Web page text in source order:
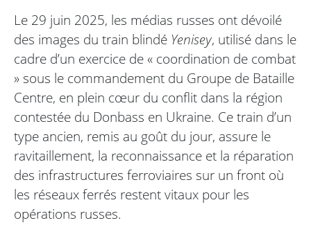
Le 29 juin 2025, les médias russes ont dévoilé
des images du train blindé Yenisey, utilisé dans le
cadre d’un exercice de « coordination de combat
» sous le commandement du Groupe de Bataille
Centre, en plein cœur du conflit dans la région
contestée du Donbass en Ukraine. Ce train d’un
type ancien, remis au goût du jour, assure le
ravitaillement, la reconnaissance et la réparation
des infrastructures ferroviaires sur un front où
les réseaux ferrés restent vitaux pour les
opérations russes.